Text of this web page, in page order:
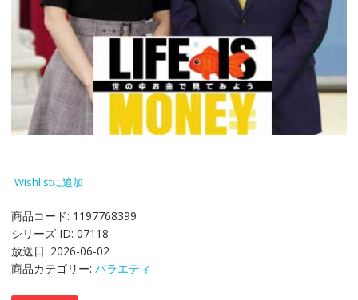
Wishlistに追加
商品コード: 1197768399
シリーズ ID: 07118
放送日: 2026-06-02
商品カテゴリー: バラエティ